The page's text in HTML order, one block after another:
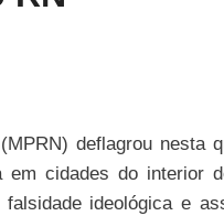
deflagrou nesta
cidades do interior
ideológica e